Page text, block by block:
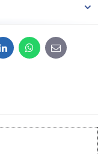
LinkedInWhatsApp
E-
mail